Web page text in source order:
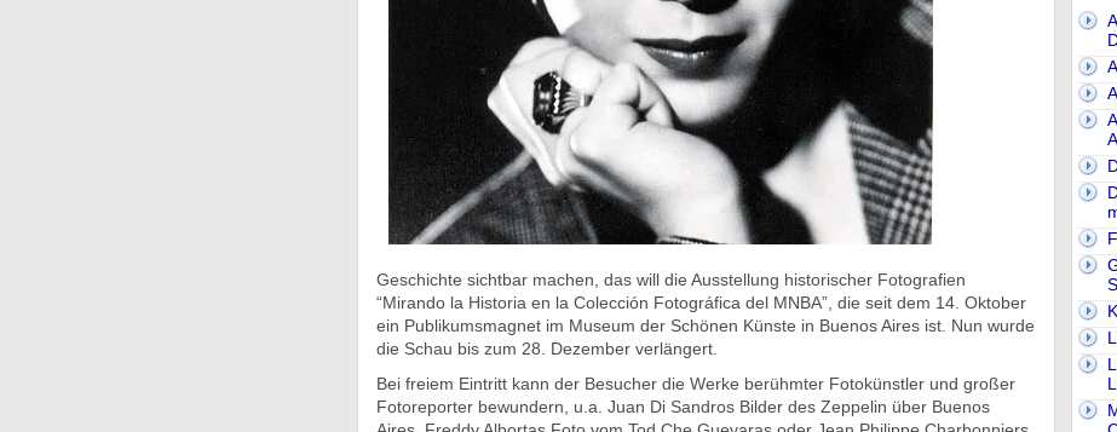
Geschichte sichtbar machen, das will die Ausstellung historischer Fotografien
“Mirando la Historia en la Colección Fotográfica del MNBA”, die seit dem 14. Oktober
ein Publikumsmagnet im Museum der Schönen Künste in Buenos Aires ist. Nun wurde
die Schau bis zum 28. Dezember verlängert.
Bei freiem Eintritt kann der Besucher die Werke berühmter Fotokünstler und großer
Fotoreporter bewundern, u.a. Juan Di Sandros Bilder des Zeppelin über Buenos